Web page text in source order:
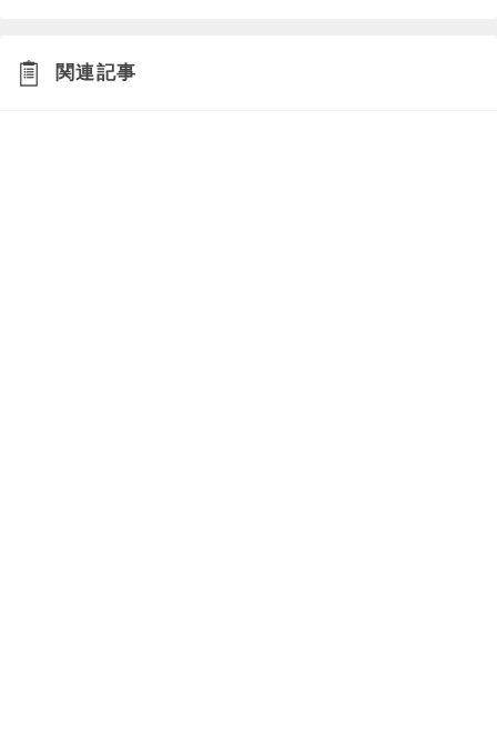
関連記事